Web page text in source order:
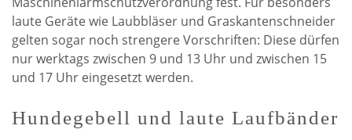
laute Geräte wie Laubbläser und Graskantenschneider
gelten sogar noch strengere Vorschriften: Diese dürfen
nur werktags zwischen 9 und 13 Uhr und zwischen 15
und 17 Uhr eingesetzt werden.
Hundegebell und laute Laufbänder